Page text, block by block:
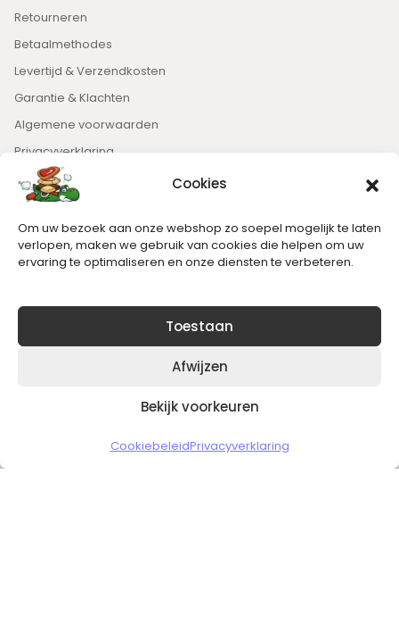
Cookies
Om uw bezoek aan onze webshop zo soepel mogelijk te laten
verlopen, maken we gebruik van cookies die helpen om uw
ervaring te optimaliseren en onze diensten te verbeteren.
Toestaan
Afwijzen
Bekijk voorkeuren
CookiebeleidPrivacyverklaring
Retourneren
Betaalmethodes
Levertijd & Verzendkosten
Garantie & Klachten
Algemene voorwaarden
Privacyverklaring
Nieuwsbrief
Blijft op de hoogte van het laatste nieuws.